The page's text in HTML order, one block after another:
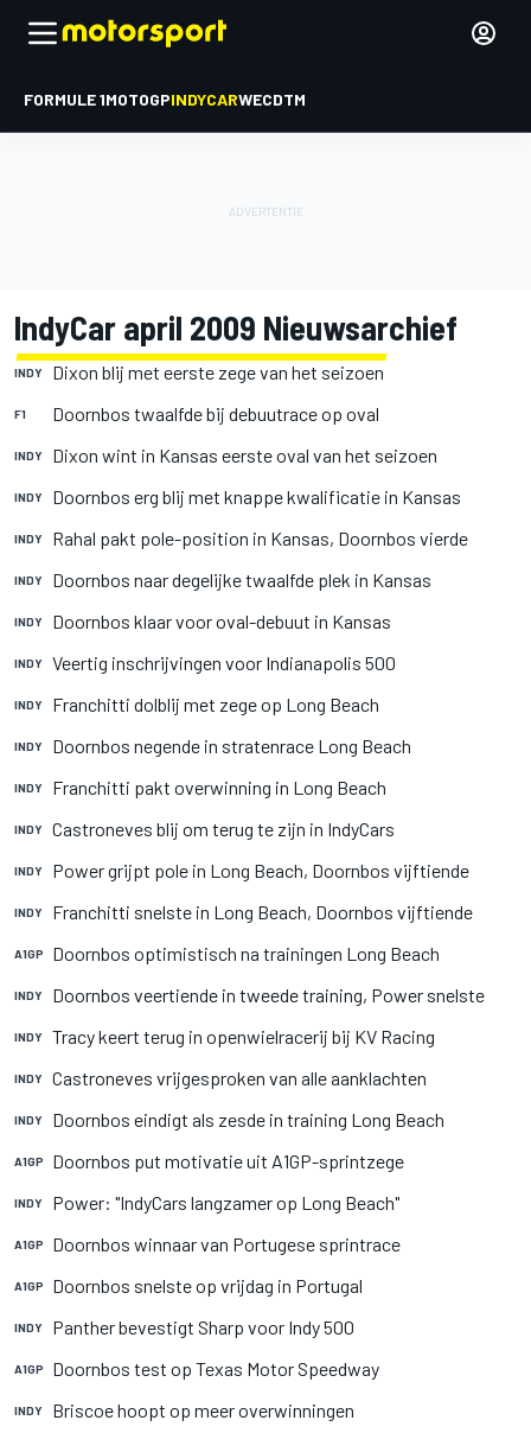
FORMULE 1MOTOGPINDYCARWECDTM
IndyCar april 2009 Nieuwsarchief
INDY Dixon blij met eerste zege van het seizoen
F1 Doornbos twaalfde bij debuutrace op oval
INDY Dixon wint in Kansas eerste oval van het seizoen
INDY Doornbos erg blij met knappe kwalificatie in Kansas
INDY Rahal pakt pole-position in Kansas, Doornbos vierde
INDY Doornbos naar degelijke twaalfde plek in Kansas
INDY Doornbos klaar voor oval-debuut in Kansas
INDY Veertig inschrijvingen voor Indianapolis 500
INDY Franchitti dolblij met zege op Long Beach
INDY Doornbos negende in stratenrace Long Beach
INDY Franchitti pakt overwinning in Long Beach
INDY Castroneves blij om terug te zijn in IndyCars
INDY Power grijpt pole in Long Beach, Doornbos vijftiende
INDY Franchitti snelste in Long Beach, Doornbos vijftiende
A1GP Doornbos optimistisch na trainingen Long Beach
INDY Doornbos veertiende in tweede training, Power snelste
INDY Tracy keert terug in openwielracerij bij KV Racing
INDY Castroneves vrijgesproken van alle aanklachten
INDY Doornbos eindigt als zesde in training Long Beach
A1GP Doornbos put motivatie uit A1GP-sprintzege
INDY Power: "IndyCars langzamer op Long Beach"
A1GP Doornbos winnaar van Portugese sprintrace
A1GP Doornbos snelste op vrijdag in Portugal
INDY Panther bevestigt Sharp voor Indy 500
A1GP Doornbos test op Texas Motor Speedway
INDY Briscoe hoopt op meer overwinningen